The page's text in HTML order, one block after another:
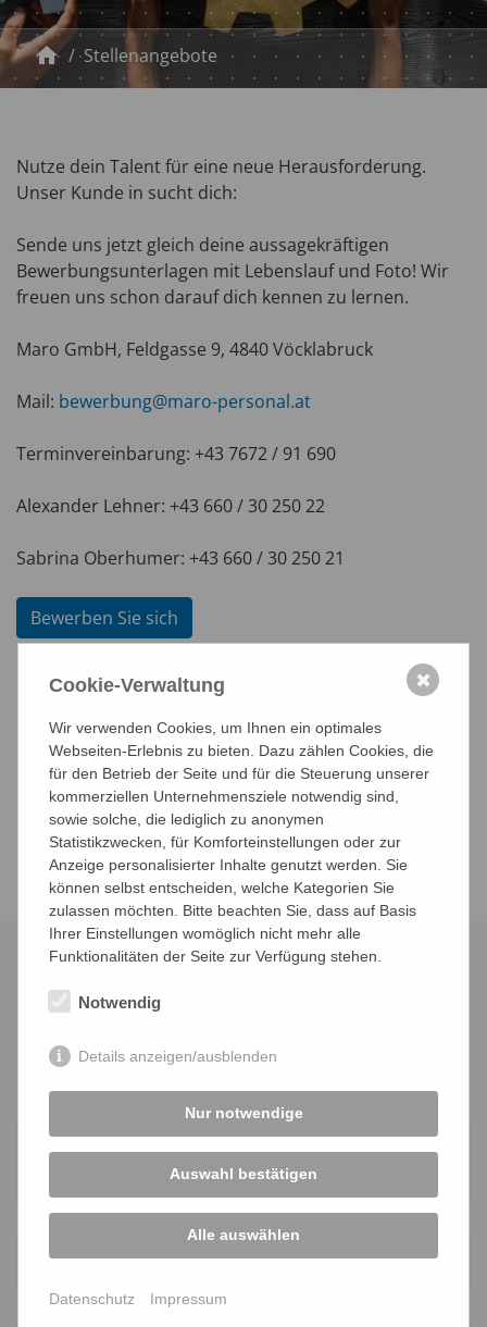
home Stellenangebote
Nutze dein Talent für eine neue Herausforderung.
Unser Kunde in sucht dich:
Sende uns jetzt gleich deine aussagekräftigen
Bewerbungsunterlagen mit Lebenslauf und Foto! Wir
freuen uns schon darauf dich kennen zu lernen.
Maro GmbH, Feldgasse 9, 4840 Vöcklabruck
Mail: bewerbung@maro-personal.at
Terminvereinbarung: +43 7672 / 91 690
Alexander Lehner: +43 660 / 30 250 22
Sabrina Oberhumer: +43 660 / 30 250 21
Bewerben Sie sich
Ihr Ansprechpartner
Habe ich als Leasingarbeiter einen
Wie viel verdiene ich bei Zeitarbeit?
Cookie-Verwaltung
Wir verwenden Cookies, um Ihnen ein optimales
Webseiten-Erlebnis zu bieten. Dazu zählen Cookies, die
für den Betrieb der Seite und für die Steuerung unserer
kommerziellen Unternehmensziele notwendig sind,
sowie solche, die lediglich zu anonymen
Statistikzwecken, für Komforteinstellungen oder zur
Anzeige personalisierter Inhalte genutzt werden. Sie
können selbst entscheiden, welche Kategorien Sie
zulassen möchten. Bitte beachten Sie, dass auf Basis
Ihrer Einstellungen womöglich nicht mehr alle
Funktionalitäten der Seite zur Verfügung stehen.
Notwendig
Details anzeigen/ausblenden
Nur notwendige
Auswahl bestätigen
Alle auswählen
Datenschutz Impressum
✖